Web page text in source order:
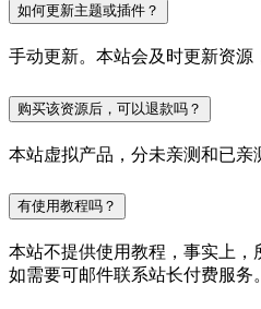
如何更新主题或插件？
手动更新。本站会及时更新资源
购买该资源后，可以退款吗？
本站虚拟产品，分未亲测和已亲
有使用教程吗？
本站不提供使用教程，事实上，
如需要可邮件联系站长付费服务。